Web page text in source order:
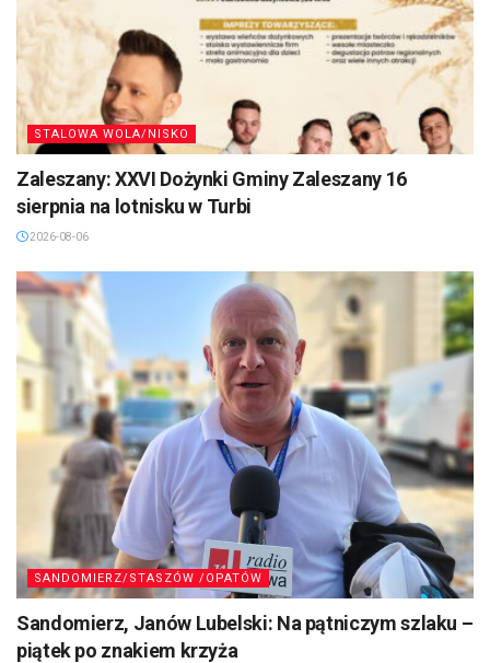
STALOWA WOLA/NISKO
Zaleszany: XXVI Dożynki Gminy Zaleszany 16
sierpnia na lotnisku w Turbi
2026-08-06
SANDOMIERZ/STASZÓW /OPATÓW
Sandomierz, Janów Lubelski: Na pątniczym szlaku –
piątek po znakiem krzyża